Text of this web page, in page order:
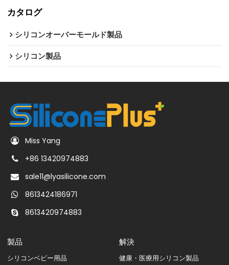
カタログ
シリコンオーバーモールド製品
シリコン製品
Miss Yang
+86 13420974883
sale11@lyasilicone.com
8613424186971
8613420974883
製品
シリコンベビー用品
解決
健康・医療用シリコン製品